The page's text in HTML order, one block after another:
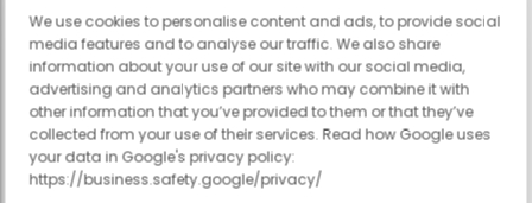
We use cookies to personalise content and ads, to provide social
media features and to analyse our traffic. We also share
information about your use of our site with our social media,
advertising and analytics partners who may combine it with
other information that you’ve provided to them or that they’ve
collected from your use of their services. Read how Google uses
your data in Google's privacy policy:
https://business.safety.google/privacy/
16/08
Poniedziałek
17/08
Wtorek
18/08
Środa
19/08
Dostępne dla 4 Noce Na
19-08-2026
Dostępne od 25-8-2026